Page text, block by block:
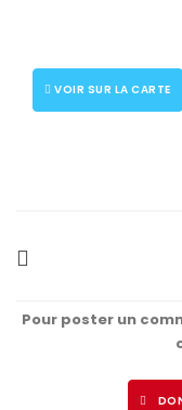
VOIR SUR LA CARTE
Pour poster un